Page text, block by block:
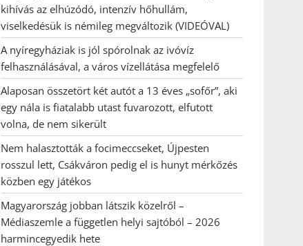
kihívás az elhúzódó, intenzív hőhullám,
viselkedésük is némileg megváltozik (VIDEÓVAL)
A nyíregyháziak is jól spórolnak az ivóvíz
felhasználásával, a város vízellátása megfelelő
Alaposan összetört két autót a 13 éves „sofőr”, aki
egy nála is fiatalabb utast fuvarozott, elfutott
volna, de nem sikerült
Nem halasztották a focimeccseket, Újpesten
rosszul lett, Csákváron pedig el is hunyt mérkőzés
közben egy játékos
Magyarország jobban látszik közelről –
Médiaszemle a független helyi sajtóból – 2026
harmincegyedik hete